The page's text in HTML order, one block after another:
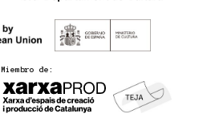
Miembro de: